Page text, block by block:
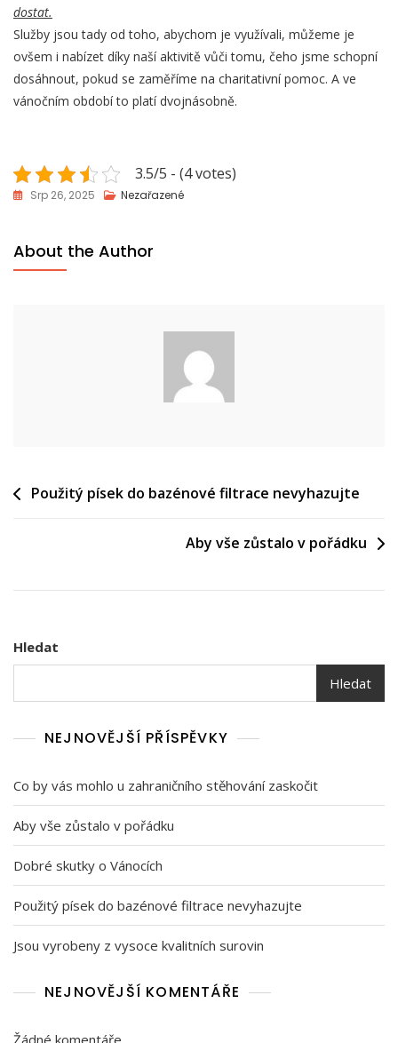
dostat.
Služby jsou tady od toho, abychom je využívali, můžeme je
ovšem i nabízet díky naší aktivitě vůči tomu, čeho jsme schopní
dosáhnout, pokud se zaměříme na charitativní pomoc. A ve
vánočním období to platí dvojnásobně.
3.5/5 - (4 votes)
Srp 26, 2025 Nezařazené
About the Author
Navigace
Použitý písek do bazénové filtrace nevyhazujte
Aby vše zůstalo v pořádku
Hledat
Hledat
NEJNOVĚJŠÍ PŘÍSPĚVKY
Co by vás mohlo u zahraničního stěhování zaskočit
Aby vše zůstalo v pořádku
Dobré skutky o Vánocích
Použitý písek do bazénové filtrace nevyhazujte
Jsou vyrobeny z vysoce kvalitních surovin
NEJNOVĚJŠÍ KOMENTÁŘE